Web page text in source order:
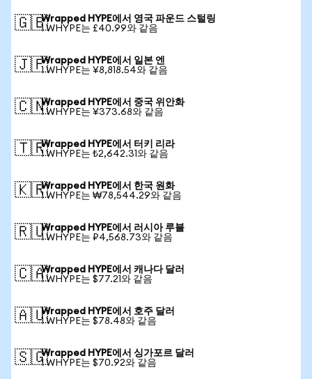
🇬🇧Wrapped HYPE에서 영국 파운드 스털링
1 WHYPE는 £40.99와 같음
🇯🇵Wrapped HYPE에서 일본 엔
1 WHYPE는 ¥8,818.54와 같음
🇨🇳Wrapped HYPE에서 중국 위안화
1 WHYPE는 ¥373.68와 같음
🇹🇷Wrapped HYPE에서 터키 리라
1 WHYPE는 ₺2,642.31와 같음
🇰🇷Wrapped HYPE에서 한국 원화
1 WHYPE는 ₩78,544.29와 같음
🇷🇺Wrapped HYPE에서 러시아 루블
1 WHYPE는 ₽4,568.73와 같음
🇨🇦Wrapped HYPE에서 캐나다 달러
1 WHYPE는 $77.21와 같음
🇦🇺Wrapped HYPE에서 호주 달러
1 WHYPE는 $78.48와 같음
🇸🇬Wrapped HYPE에서 싱가포르 달러
1 WHYPE는 $70.92와 같음